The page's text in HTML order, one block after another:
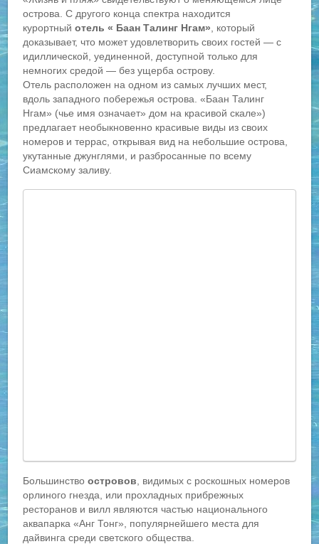
острова. С другого конца спектра находится
курортныйотель « Баан Талинг Нгам», который
доказывает, что может удовлетворить своих гостей — с
идиллической, уединенной, доступной только для
немногих средой — без ущерба острову.
Отель расположен на одном из самых лучших мест,
вдоль западного побережья острова. «Баан Талинг
Нгам» (чье имя означает» дом на красивой скале»)
предлагает необыкновенно красивые виды из своих
номеров и террас, открывая вид на небольшие острова,
укутанные джунглями, и разбросанные по всему
Сиамскому заливу.
Большинствоостровов , видимых с роскошных номеров
орлиного гнезда, или прохладных прибрежных
ресторанов и вилл являются частью национального
аквапарка «Анг Тонг», популярнейшего места для
дайвинга среди светского общества.